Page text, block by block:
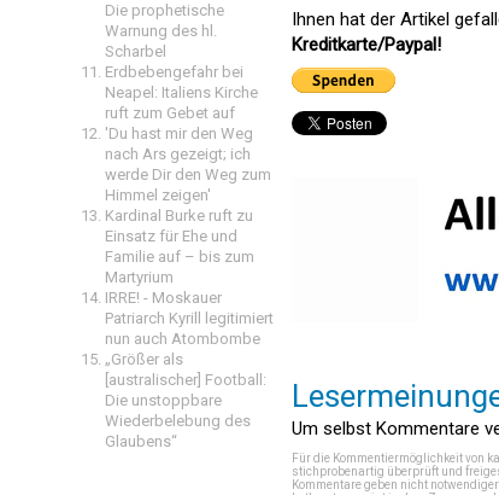
Die prophetische
Warnung des hl.
Scharbel
Erdbebengefahr bei
Neapel: Italiens Kirche
ruft zum Gebet auf
'Du hast mir den Weg
nach Ars gezeigt; ich
werde Dir den Weg zum
Himmel zeigen'
Kardinal Burke ruft zu
Einsatz für Ehe und
Familie auf – bis zum
Martyrium
IRRE! - Moskauer
Patriarch Kyrill legitimiert
nun auch Atombombe
„Größer als
[australischer] Football:
Die unstoppbare
Wiederbelebung des
Glaubens“
Ihnen hat der Artikel
Kreditkarte/Paypal!
Um selbst Kommentare
Für die Kommentiermöglichkeit von
stichprobenartig überprüft und
Kommentare geben nicht